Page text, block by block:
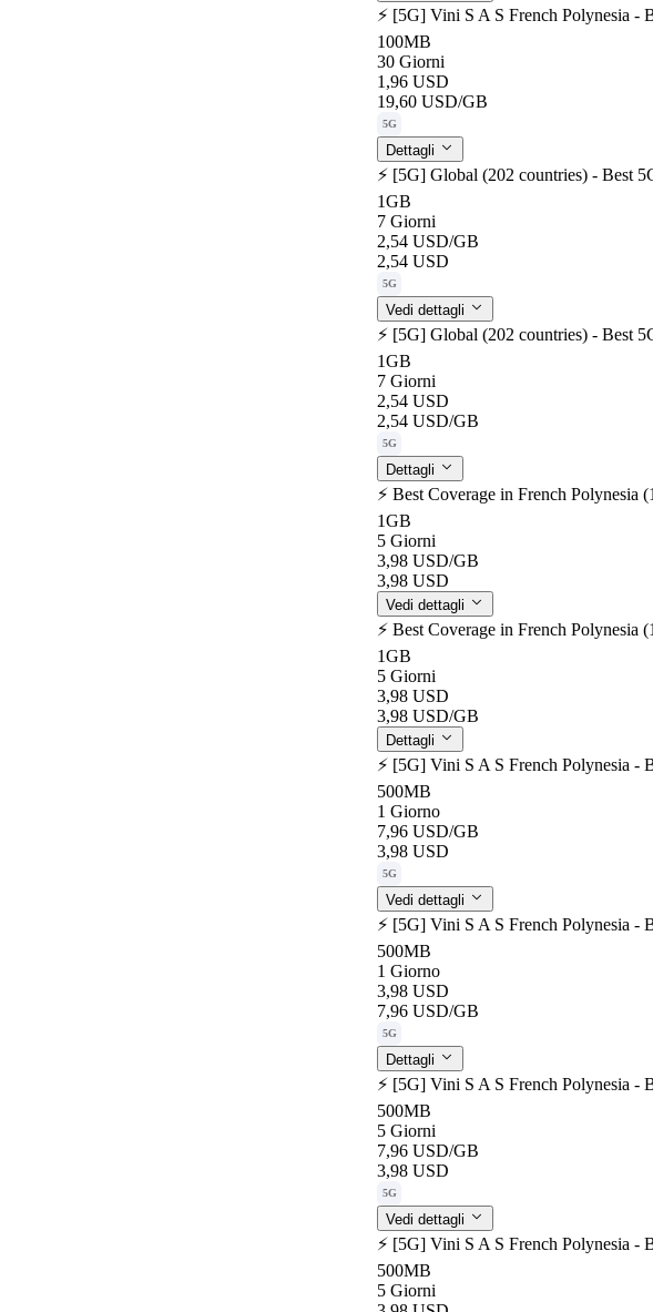
⚡️ [5G] Vini S A S French Polynesia -
100MB
30 Giorni
1,96 USD
19,60 USD/GB
5G
Dettagli
⚡️ [5G] Global (202 countries) - Best
1GB
7 Giorni
2,54 USD/GB
2,54 USD
5G
Vedi dettagli
⚡️ [5G] Global (202 countries) - Best
1GB
7 Giorni
2,54 USD
2,54 USD/GB
5G
Dettagli
⚡️ Best Coverage in French
1GB
5 Giorni
3,98 USD/GB
3,98 USD
Vedi dettagli
⚡️ Best Coverage in French
1GB
5 Giorni
3,98 USD
3,98 USD/GB
Dettagli
⚡️ [5G] Vini S A S French Polynesia -
500MB
1 Giorno
7,96 USD/GB
3,98 USD
5G
Vedi dettagli
⚡️ [5G] Vini S A S French Polynesia -
500MB
1 Giorno
3,98 USD
7,96 USD/GB
5G
Dettagli
⚡️ [5G] Vini S A S French Polynesia -
500MB
5 Giorni
7,96 USD/GB
3,98 USD
5G
Vedi dettagli
⚡️ [5G] Vini S A S French Polynesia -
500MB
5 Giorni